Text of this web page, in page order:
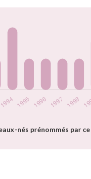
nés prénommés par